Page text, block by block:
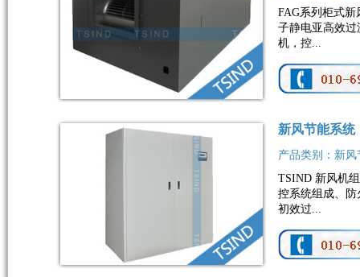
FAG系列柜式
子静电亚高效
机，控...
新风节能系统
产品类别：新风
TSIND 新风机
控系统组成、
初效过...